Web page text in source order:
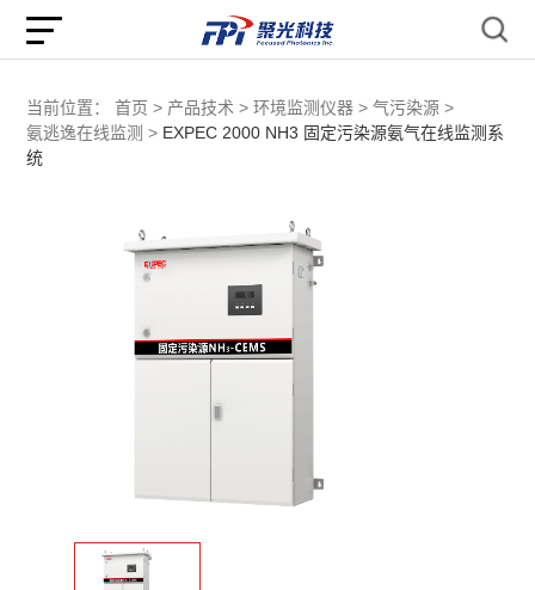
当前位置： 首页 > 产品技术 > 环境监测仪器 > 气污染源 >
氨逃逸在线监测 > EXPEC 2000 NH3 固定污染源氨气在线监测系
统